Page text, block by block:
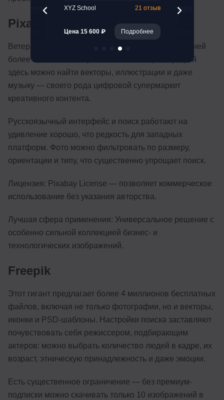
Pixabay
Ветеран среди бесплатных фотостоков с коллекцией
более 2,3 миллиона файлов. Помимо фотографий
здесь можно найти векторы, иллюстрации и даже
музыку — своего рода цифровой супермаркет
креативного контента.
Русскоязычный интерфейс и поиск работают на
удивление хорошо, что редкость для западных
платформ. Фото можно фильтровать по размеру,
ориентации и типу, что существенно упрощает поиск.
Лицензия: Pixabay License — позволяет коммерческое
использование без указания авторства.
Лучшая сфера применения: Универсальное решение с
особенно сильной коллекцией бизнес- и
технологических изображений.
Freepik
Этот гигант предлагает более 4 миллионов бесплатных
файлов, включая не только фотографии, но и векторы,
иконки и PSD-шаблоны. Настройки поиска заставляют
почувствовать себя режиссером, подбирающим
актеров: можно выбрать количество людей в кадре, их
возраст, этническую принадлежность и даже эмоции.
Есть существенное ограничение — без премиум-
подписки можно скачивать только 10 изображений в
47 отзывов XYZ School 21 отзыв
Цена 15 600 ₽ Подробнее
Bang Bang